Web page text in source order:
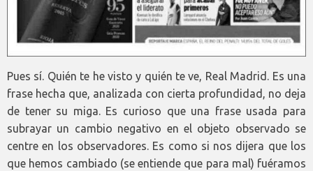
Pues sí. Quién te he visto y quién te ve, Real Madrid. Es una
frase hecha que, analizada con cierta profundidad, no deja
de tener su miga. Es curioso que una frase usada para
subrayar un cambio negativo en el objeto observado se
centre en los observadores. Es como si nos dijera que los
que hemos cambiado (se entiende que para mal) fuéramos